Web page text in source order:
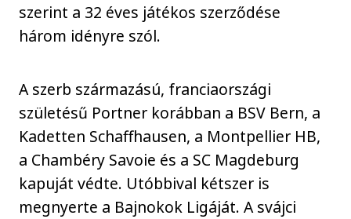
szerint a 32 éves játékos szerződése
három idényre szól.
A szerb származású, franciaországi
születésű Portner korábban a BSV Bern, a
Kadetten Schaffhausen, a Montpellier HB,
a Chambéry Savoie és a SC Magdeburg
kapuját védte. Utóbbival kétszer is
megnyerte a Bajnokok Ligáját. A svájci